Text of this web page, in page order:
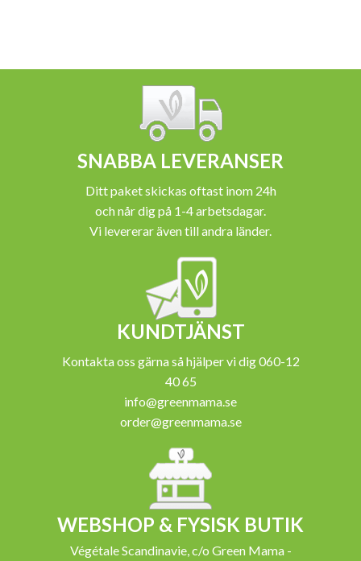
SNABBA LEVERANSER
Ditt paket skickas oftast inom 24h
och når dig på 1-4 arbetsdagar.
Vi levererar även till andra länder.
KUNDTJÄNST
Kontakta oss gärna så hjälper vi dig 060-12
40 65
info@greenmama.se
order@greenmama.se
WEBSHOP & FYSISK BUTIK
Végétale Scandinavie, c/o Green Mama -